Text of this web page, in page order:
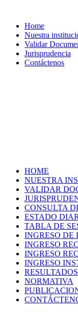
Home
Nuestra
Validar
Jurisprudencia
Contáctenos
HOME
NUESTRA
VALIDAR
CONSULTA
ESTADO
TABLA DE
INGRESO DE
INGRESO
INGRESO
INGRESO
NORMATIVA